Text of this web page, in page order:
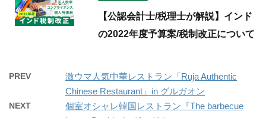
【公認会計士/税理士が解説】インド
の2022年度予算案/税制改正について
PREV
激ウマ人気中華レストラン「Ruja Authentic
Chinese Restaurant」in グルガオン
NEXT
個室オシャレ韓国レストラン『The barbecue